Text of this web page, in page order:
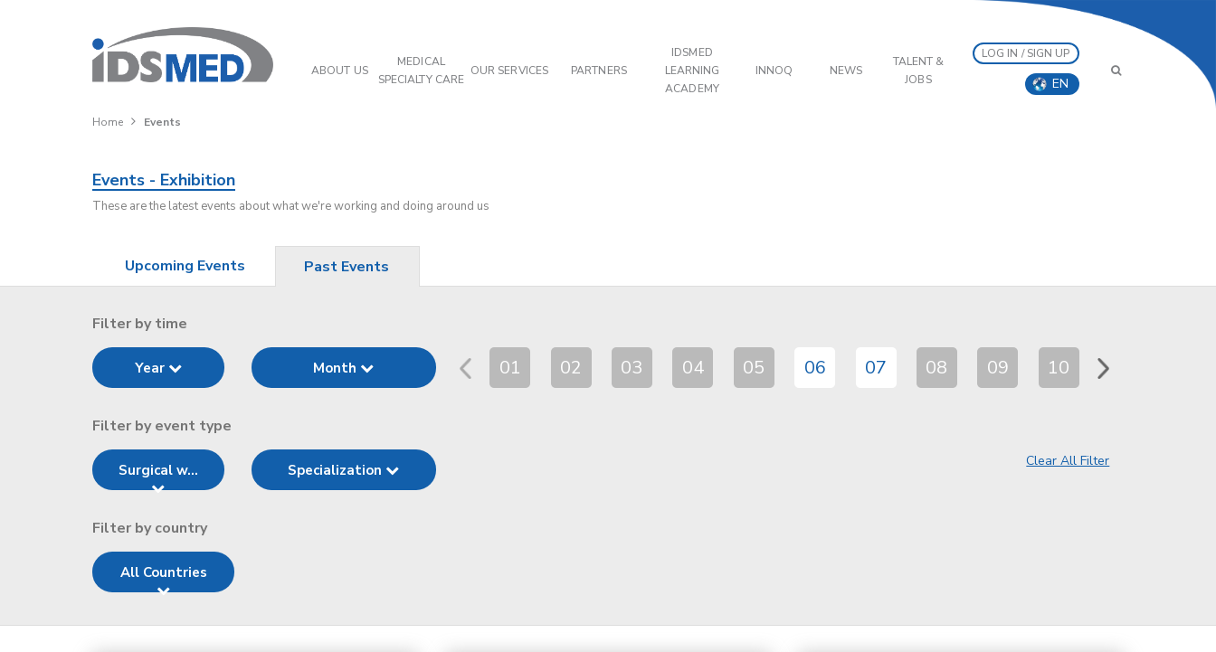
ABOUT US
MEDICAL
SPECIALTY CARE
OUR SERVICES PARTNERS
IDSMED
LEARNING
ACADEMY
INNOQ NEWS
TALENT &
JOBS
LOG IN / SIGN UP
EN
Home Events
Events - Exhibition
These are the latest events about what we're working and doing around us
Upcoming Events Past Events
Filter by time
Year Month 01 02 03 04 05 06 07 08 09 10 11
Filter by event type
Surgical w... Specialization
Clear All Filter
Filter by country
All Countries